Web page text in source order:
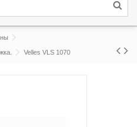
Velles VLS 1070